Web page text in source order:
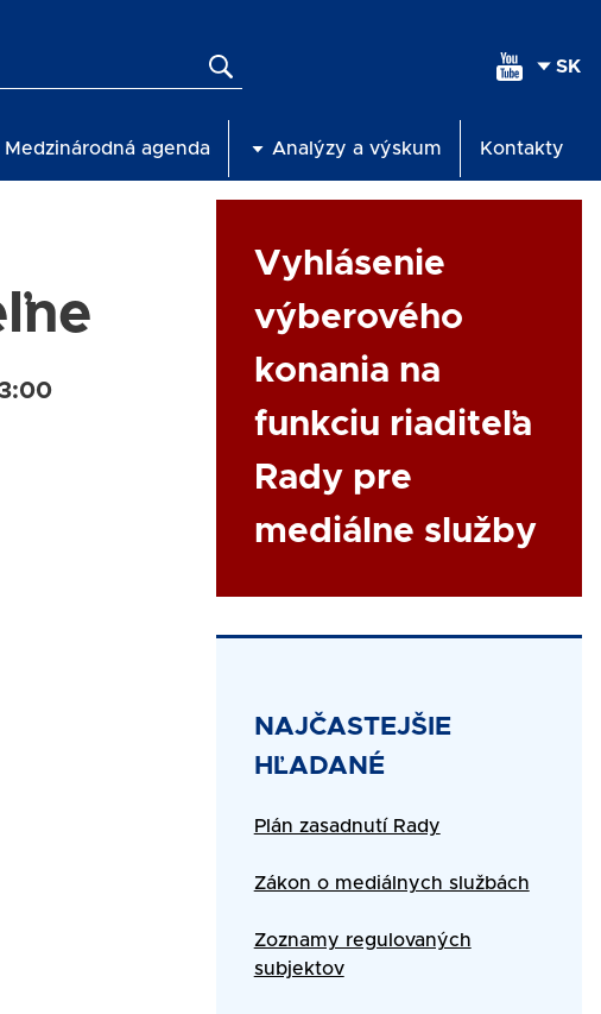
Medzinárodná agenda Analýzy a výskum Kontakty
Link
Vyhlásenie
výberového
konania na
funkciu riaditeľa
Rady pre
mediálne služby
Title
NAJČASTEJŠIE
HĽADANÉ
Text
Plán zasadnutí Rady
Zákon o mediálnych službách
Zoznamy regulovaných
subjektov